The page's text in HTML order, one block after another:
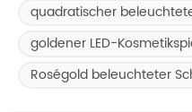
quadratischer
goldener LED-
Roségold beleuchteter